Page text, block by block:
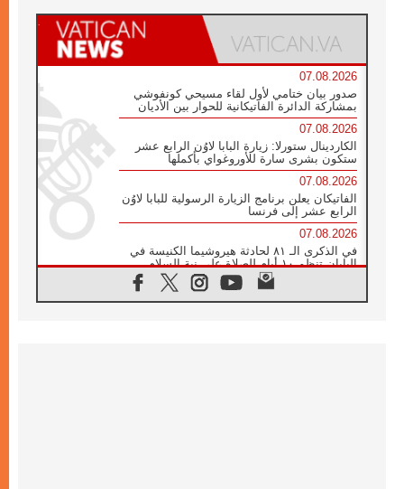
07.08.2026
صدور بيان ختامي لأول لقاء مسيحي كونفوشي
بمشاركة الدائرة الفاتيكانية للحوار بين الأديان
07.08.2026
الكاردينال ستورلا: زيارة البابا لاوُن الرابع عشر
ستكون بشرى سارة للأوروغواي بأكملها
07.08.2026
الفاتيكان يعلن برنامج الزيارة الرسولية للبابا لاوُن
الرابع عشر إلى فرنسا
07.08.2026
في الذكرى الـ ٨١ لحادثة هيروشيما الكنيسة في
اليابان تنظم ١٠ أيام للصلاة على نية السلام
الكنيسة في الأوروغواي: زيارة البابا ستعزز